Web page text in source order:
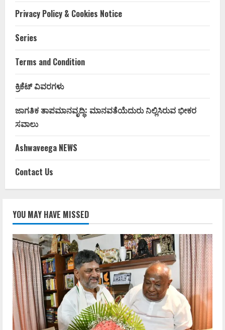
Privacy Policy & Cookies Notice
Series
Terms and Condition
ಕ್ರಿಕೆಟ್ ವಿವರಗಳು
ಜಾಗತಿಕ ತಾಪಮಾನವೃದ್ಧಿ: ಮಾನವತೆಯೆದುರು ನಿಲ್ಲಿಸಿರುವ ಭೀಕರ
ಸವಾಲು
Ashwaveega NEWS
Contact Us
YOU MAY HAVE MISSED